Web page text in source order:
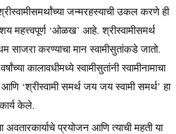
श्रीस्वामीसमर्थांच्या जन्मरहस्याची उकल करणे ही
महत्त्वपूर्ण ‘ओळख’ आहे. श्रीस्वामीसमर्थ
साजरा करण्याचा मान स्वामीसुतांकडे जातो.
कालावधीमध्ये स्वामीसुतांनी स्वामीनामाचा
‘श्रीस्वामी समर्थ जय जय स्वामी समर्थ’ हा
केले.
अवतारकार्याचे प्रयोजन आणि त्याची महती या